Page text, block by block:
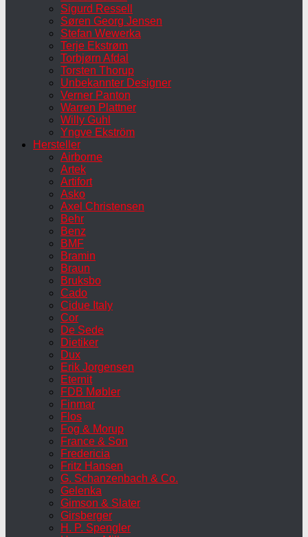
Sigurd Ressell
Søren Georg Jensen
Stefan Wewerka
Terje Ekstrøm
Torbjørn Afdal
Torsten Thorup
Unbekannter Designer
Verner Panton
Warren Plattner
Willy Guhl
Yngve Ekström
Hersteller
Airborne
Artek
Artifort
Asko
Axel Christensen
Behr
Benz
BMF
Bramin
Braun
Bruksbo
Cado
Cidue Italy
Cor
De Sede
Dietiker
Dux
Erik Jorgensen
Eternit
FDB Møbler
Finmar
Flos
Fog & Morup
France & Son
Fredericia
Fritz Hansen
G. Schanzenbach & Co.
Gelenka
Gimson & Slater
Girsberger
H. P. Spengler